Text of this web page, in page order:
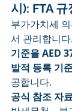
시): FTA
부가가치세
서 관리합니다
기준을 AED
발적 등록 기
공합니다.
공식 참조 자